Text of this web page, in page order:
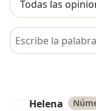
Busca en opiniones
Helena